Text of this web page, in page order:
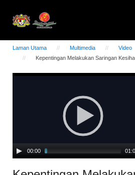
Laman Utama Multimedia
Video
Kepentingan Melakukan Saringan
Video
00:00